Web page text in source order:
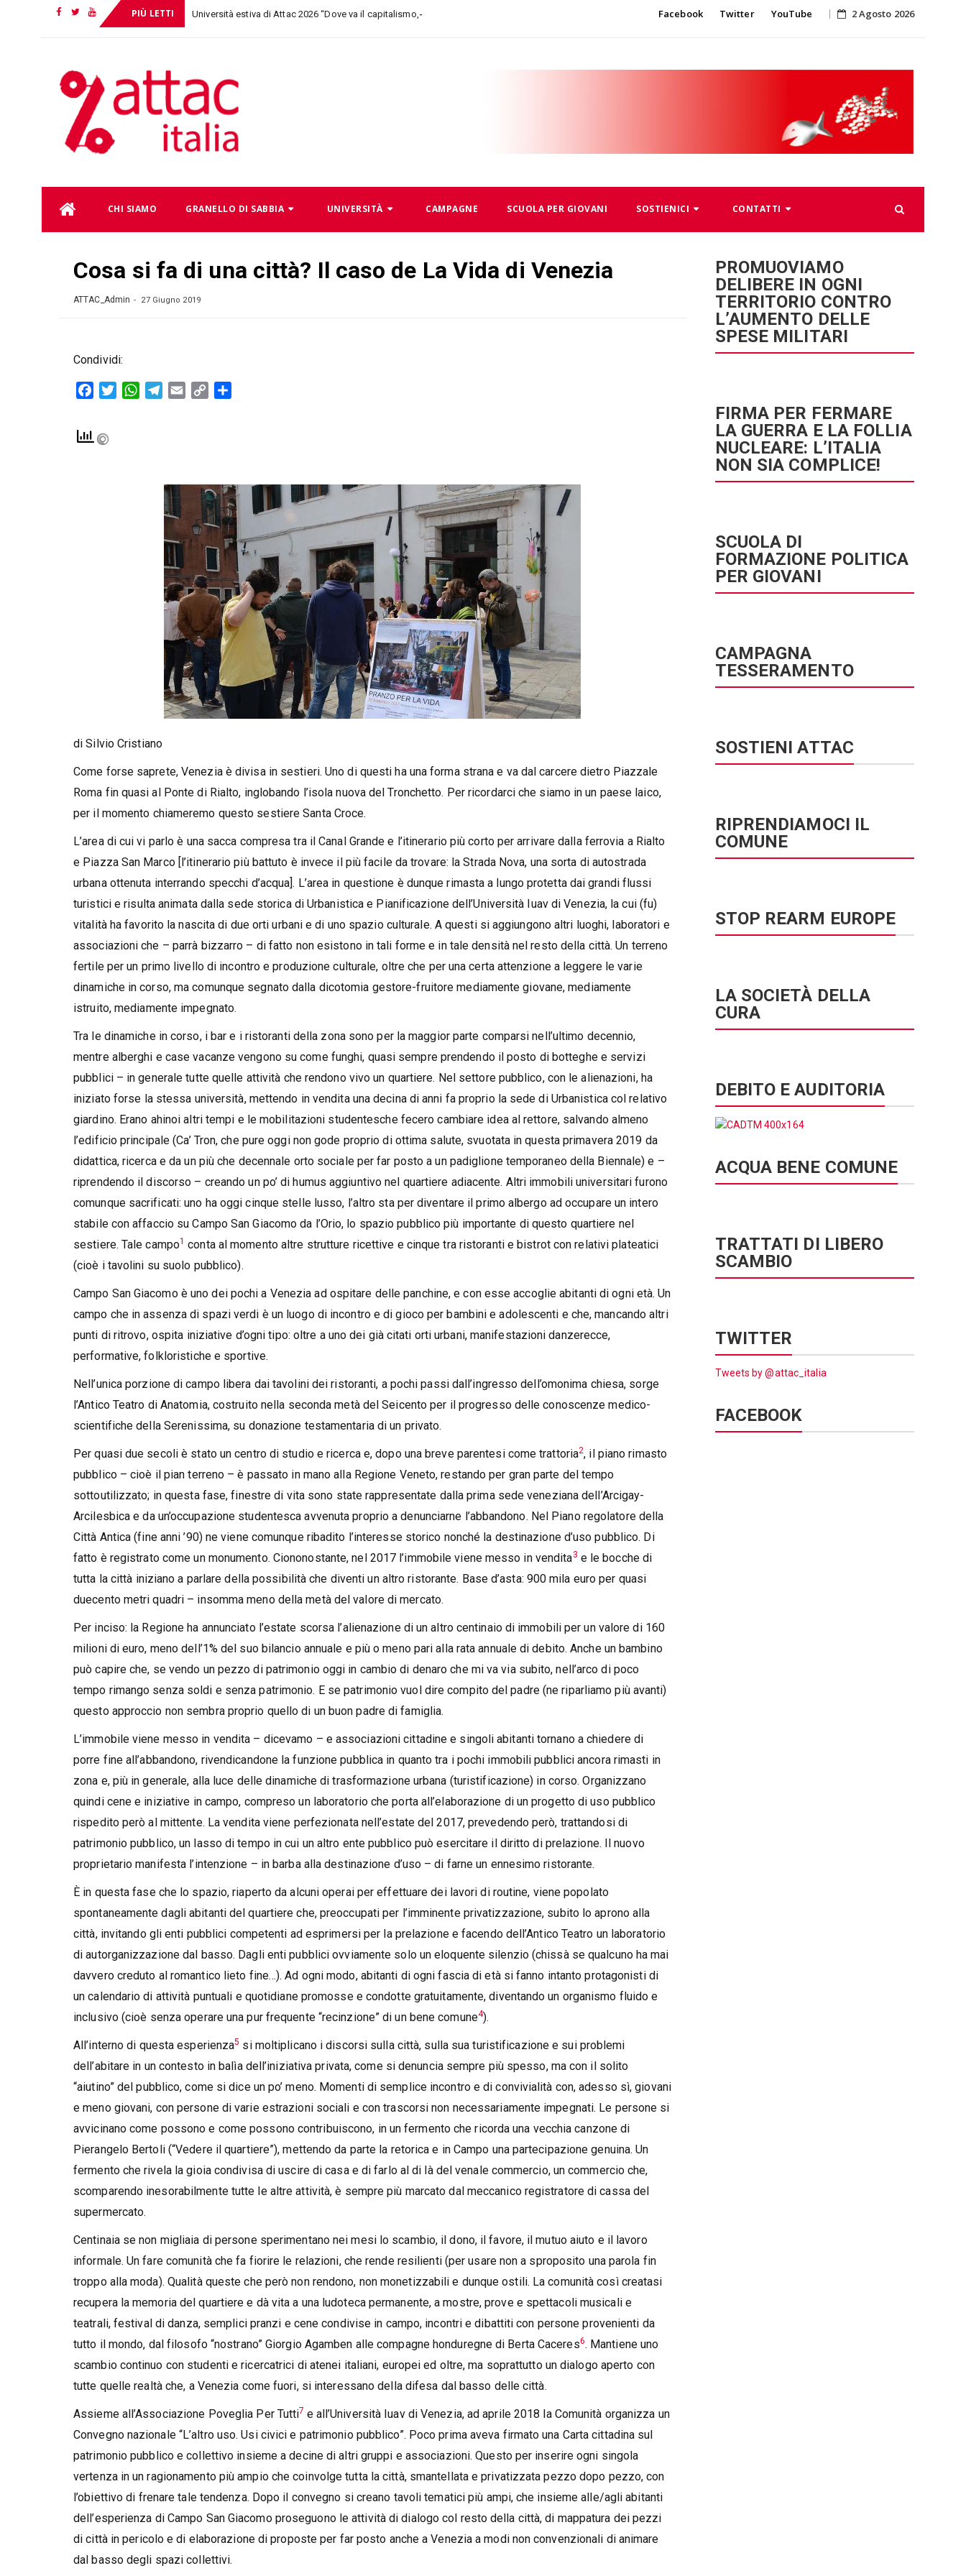
FacebookTwitterYouTube PIÙ LETTI Università estiva di Attac 2026 “Dove va il capitalismo, dove andiamo noi” Skip
content
Facebook Twitter YouTube 2 Agosto 2026
CHI SIAMO GRANELLO DI SABBIA UNIVERSITÀ CAMPAGNE SCUOLA PER GIOVANI SOSTIENICI CONTATTI
Cosa si fa di una città? Il caso de La Vida di Venezia
ATTAC_Admin 27 Giugno 2019
Condividi:
FacebookTwitterWhatsAppTelegram
Email
Copy
di Silvio Cristiano
Come forse saprete, Venezia è divisa in sestieri. Uno di questi ha una forma strana e va dal carcere dietro Piazzale
Roma fin quasi al Ponte di Rialto, inglobando l’isola nuova del Tronchetto. Per ricordarci che siamo in un paese laico,
per il momento chiameremo questo sestiere Santa Croce.
L’area di cui vi parlo è una sacca compresa tra il Canal Grande e l’itinerario più corto per arrivare dalla ferrovia a Rialto
e Piazza San Marco [l’itinerario più battuto è invece il più facile da trovare: la Strada Nova, una sorta di autostrada
urbana ottenuta interrando specchi d’acqua]. L’area in questione è dunque rimasta a lungo protetta dai grandi flussi
turistici e risulta animata dalla sede storica di Urbanistica e Pianificazione dell’Università Iuav di Venezia, la cui (fu)
vitalità ha favorito la nascita di due orti urbani e di uno spazio culturale. A questi si aggiungono altri luoghi, laboratori e
associazioni che – parrà bizzarro – di fatto non esistono in tali forme e in tale densità nel resto della città. Un terreno
fertile per un primo livello di incontro e produzione culturale, oltre che per una certa attenzione a leggere le varie
dinamiche in corso, ma comunque segnato dalla dicotomia gestore-fruitore mediamente giovane, mediamente
istruito, mediamente impegnato.
Tra le dinamiche in corso, i bar e i ristoranti della zona sono per la maggior parte comparsi nell’ultimo decennio,
mentre alberghi e case vacanze vengono su come funghi, quasi sempre prendendo il posto di botteghe e servizi
pubblici – in generale tutte quelle attività che rendono vivo un quartiere. Nel settore pubblico, con le alienazioni, ha
iniziato forse la stessa università, mettendo in vendita una decina di anni fa proprio la sede di Urbanistica col relativo
giardino. Erano ahinoi altri tempi e le mobilitazioni studentesche fecero cambiare idea al rettore, salvando almeno
l’edificio principale (Ca’ Tron, che pure oggi non gode proprio di ottima salute, svuotata in questa primavera 2019 da
didattica, ricerca e da un più che decennale orto sociale per far posto a un padiglione temporaneo della Biennale) e –
riprendendo il discorso – creando un po’ di humus aggiuntivo nel quartiere adiacente. Altri immobili universitari furono
comunque sacrificati: uno ha oggi cinque stelle lusso, l’altro sta per diventare il primo albergo ad occupare un intero
stabile con affaccio su Campo San Giacomo da l’Orio, lo spazio pubblico più importante di questo quartiere nel
sestiere. Tale campo1 conta al momento altre strutture ricettive e cinque tra ristoranti e bistrot con relativi plateatici
(cioè i tavolini su suolo pubblico).
Campo San Giacomo è uno dei pochi a Venezia ad ospitare delle panchine, e con esse accoglie abitanti di ogni età. Un
campo che in assenza di spazi verdi è un luogo di incontro e di gioco per bambini e adolescenti e che, mancando altri
punti di ritrovo, ospita iniziative d’ogni tipo: oltre a uno dei già citati orti urbani, manifestazioni danzerecce,
performative, folkloristiche e sportive.
Nell’unica porzione di campo libera dai tavolini dei ristoranti, a pochi passi dall’ingresso dell’omonima chiesa, sorge
l’Antico Teatro di Anatomia, costruito nella seconda metà del Seicento per il progresso delle conoscenze medico-
scientifiche della Serenissima, su donazione testamentaria di un privato.
Per quasi due secoli è stato un centro di studio e ricerca e, dopo una breve parentesi come trattoria2, il piano rimasto
pubblico – cioè il pian terreno – è passato in mano alla Regione Veneto, restando per gran parte del tempo
sottoutilizzato; in questa fase, finestre di vita sono state rappresentate dalla prima sede veneziana dell’Arcigay-
Arcilesbica e da un’occupazione studentesca avvenuta proprio a denunciarne l’abbandono. Nel Piano regolatore della
Città Antica (fine anni ’90) ne viene comunque ribadito l’interesse storico nonché la destinazione d’uso pubblico. Di
fatto è registrato come un monumento. Ciononostante, nel 2017 l’immobile viene messo in vendita3 e le bocche di
tutta la città iniziano a parlare della possibilità che diventi un altro ristorante. Base d’asta: 900 mila euro per quasi
duecento metri quadri – insomma meno della metà del valore di mercato.
Per inciso: la Regione ha annunciato l’estate scorsa l’alienazione di un altro centinaio di immobili per un valore di 160
milioni di euro, meno dell’1% del suo bilancio annuale e più o meno pari alla rata annuale di debito. Anche un bambino
può capire che, se vendo un pezzo di patrimonio oggi in cambio di denaro che mi va via subito, nell’arco di poco
tempo rimango senza soldi e senza patrimonio. E se patrimonio vuol dire compito del padre (ne riparliamo più avanti)
questo approccio non sembra proprio quello di un buon padre di famiglia.
L’immobile viene messo in vendita – dicevamo – e associazioni cittadine e singoli abitanti tornano a chiedere di
porre fine all’abbandono, rivendicandone la funzione pubblica in quanto tra i pochi immobili pubblici ancora rimasti in
zona e, più in generale, alla luce delle dinamiche di trasformazione urbana (turistificazione) in corso. Organizzano
quindi cene e iniziative in campo, compreso un laboratorio che porta all’elaborazione di un progetto di uso pubblico
rispedito però al mittente. La vendita viene perfezionata nell’estate del 2017, prevedendo però, trattandosi di
patrimonio pubblico, un lasso di tempo in cui un altro ente pubblico può esercitare il diritto di prelazione. Il nuovo
proprietario manifesta l’intenzione – in barba alla destinazione d’uso – di farne un ennesimo ristorante.
È in questa fase che lo spazio, riaperto da alcuni operai per effettuare dei lavori di routine, viene popolato
spontaneamente dagli abitanti del quartiere che, preoccupati per l’imminente privatizzazione, subito lo aprono alla
città, invitando gli enti pubblici competenti ad esprimersi per la prelazione e facendo dell’Antico Teatro un laboratorio
di autorganizzazione dal basso. Dagli enti pubblici ovviamente solo un eloquente silenzio (chissà se qualcuno ha mai
davvero creduto al romantico lieto fine…). Ad ogni modo, abitanti di ogni fascia di età si fanno intanto protagonisti di
un calendario di attività puntuali e quotidiane promosse e condotte gratuitamente, diventando un organismo fluido e
inclusivo (cioè senza operare una pur frequente “recinzione” di un bene comune4).
All’interno di questa esperienza5 si moltiplicano i discorsi sulla città, sulla sua turistificazione e sui problemi
dell’abitare in un contesto in balìa dell’iniziativa privata, come si denuncia sempre più spesso, ma con il solito
“aiutino” del pubblico, come si dice un po’ meno. Momenti di semplice incontro e di convivialità con, adesso sì, giovani
e meno giovani, con persone di varie estrazioni sociali e con trascorsi non necessariamente impegnati. Le persone si
avvicinano come possono e come possono contribuiscono, in un fermento che ricorda una vecchia canzone di
Pierangelo Bertoli (“Vedere il quartiere”), mettendo da parte la retorica e in Campo una partecipazione genuina. Un
fermento che rivela la gioia condivisa di uscire di casa e di farlo al di là del venale commercio, un commercio che,
scomparendo inesorabilmente tutte le altre attività, è sempre più marcato dal meccanico registratore di cassa del
supermercato.
Centinaia se non migliaia di persone sperimentano nei mesi lo scambio, il dono, il favore, il mutuo aiuto e il lavoro
informale. Un fare comunità che fa fiorire le relazioni, che rende resilienti (per usare non a sproposito una parola fin
troppo alla moda). Qualità queste che però non rendono, non monetizzabili e dunque ostili. La comunità così creatasi
recupera la memoria del quartiere e dà vita a una ludoteca permanente, a mostre, prove e spettacoli musicali e
teatrali, festival di danza, semplici pranzi e cene condivise in campo, incontri e dibattiti con persone provenienti da
tutto il mondo, dal filosofo “nostrano” Giorgio Agamben alle compagne honduregne di Berta Caceres6. Mantiene uno
scambio continuo con studenti e ricercatrici di atenei italiani, europei ed oltre, ma soprattutto un dialogo aperto con
tutte quelle realtà che, a Venezia come fuori, si interessano della difesa dal basso delle città.
Assieme all’Associazione Poveglia Per Tutti7 e all’Università Iuav di Venezia, ad aprile 2018 la Comunità organizza un
Convegno nazionale “L’altro uso. Usi civici e patrimonio pubblico”. Poco prima aveva firmato una Carta cittadina sul
patrimonio pubblico e collettivo insieme a decine di altri gruppi e associazioni. Questo per inserire ogni singola
vertenza in un ragionamento più ampio che coinvolge tutta la città, smantellata e privatizzata pezzo dopo pezzo, con
l’obiettivo di frenare tale tendenza. Dopo il convegno si creano tavoli tematici più ampi, che insieme alle/agli abitanti
dell’esperienza di Campo San Giacomo proseguono le attività di dialogo col resto della città, di mappatura dei pezzi
di città in pericolo e di elaborazione di proposte per far posto anche a Venezia a modi non convenzionali di animare
dal basso degli spazi collettivi.
PROMUOVIAMO
DELIBERE IN OGNI
TERRITORIO CONTRO
L’AUMENTO DELLE
SPESE MILITARI
FIRMA PER FERMARE
LA GUERRA E LA FOLLIA
NUCLEARE: L’ITALIA
NON SIA COMPLICE!
SCUOLA DI
FORMAZIONE POLITICA
PER GIOVANI
CAMPAGNA
TESSERAMENTO
SOSTIENI ATTAC
RIPRENDIAMOCI IL
COMUNE
STOP REARM EUROPE
LA SOCIETÀ DELLA
CURA
DEBITO E AUDITORIA
ACQUA BENE COMUNE
TRATTATI DI LIBERO
SCAMBIO
TWITTER
Tweets by @attac_italia
FACEBOOK